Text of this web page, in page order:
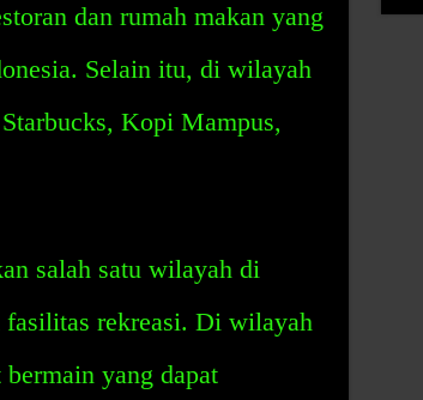
dan rumah makan yang
Selain itu, di wilayah
Kopi Mampus,
salah satu wilayah di
rekreasi. Di wilayah
yang dapat